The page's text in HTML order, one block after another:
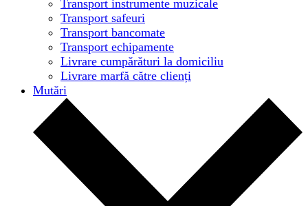
Transport instrumente muzicale
Transport safeuri
Transport bancomate
Transport echipamente
Livrare cumpărături la domiciliu
Livrare marfă către clienți
Mutări